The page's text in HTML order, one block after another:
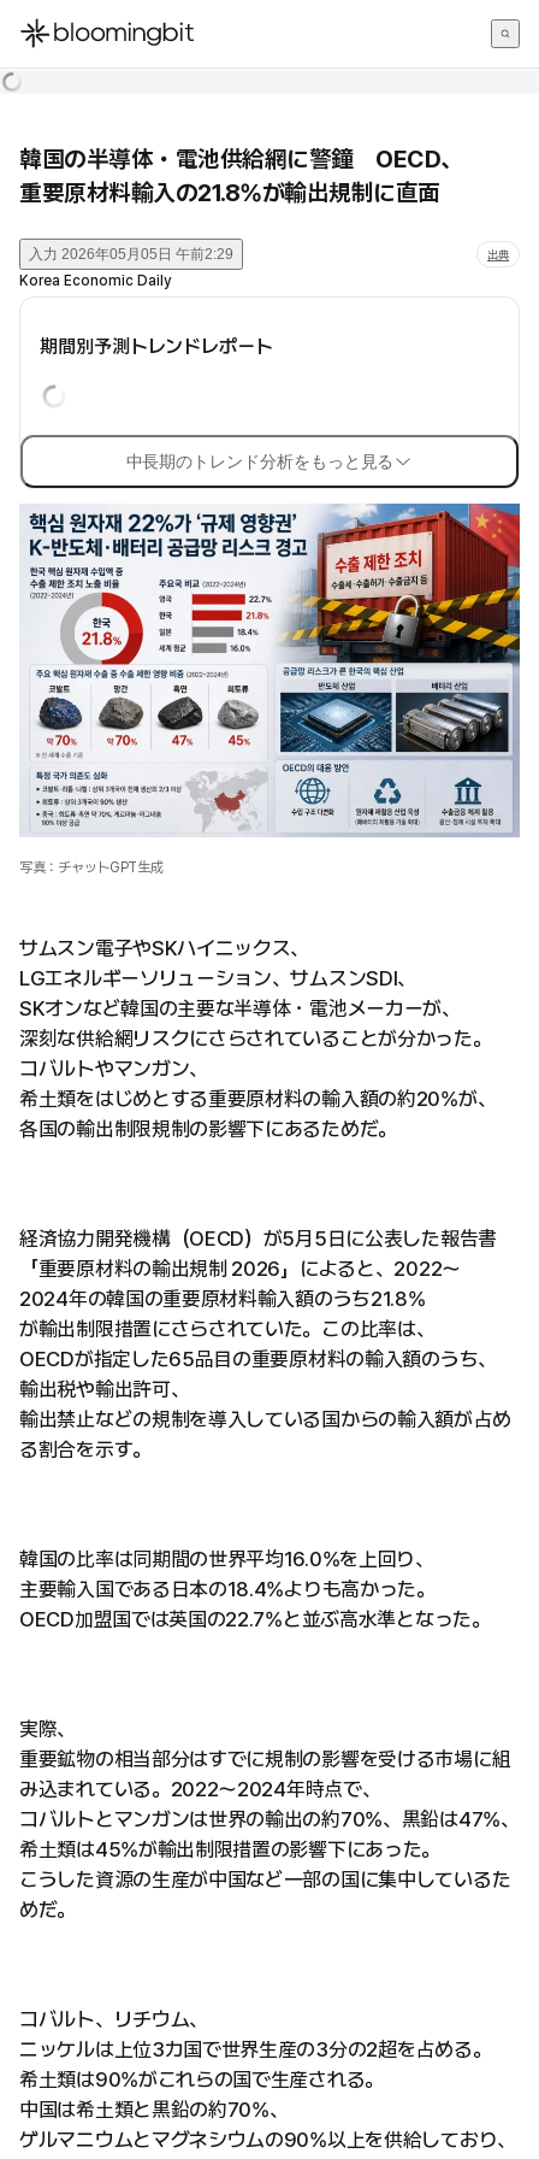
한국어
韓国の半導体・電池供給網に警鐘 OECD、
重要原材料輸入の21.8%が輸出規制に直面
入力 2026年05月05日 午前2:29 出典
Korea Economic Daily
期間別予測トレンドレポート
中長期のトレンド分析をもっと見る
写真：チャットGPT生成
サムスン電子やSKハイニックス、
LGエネルギーソリューション、サムスンSDI、
SKオンなど韓国の主要な半導体・電池メーカーが、
深刻な供給網リスクにさらされていることが分かった。
コバルトやマンガン、
希土類をはじめとする重要原材料の輸入額の約20%が、
各国の輸出制限規制の影響下にあるためだ。
経済協力開発機構（OECD）が5月5日に公表した報告書
「重要原材料の輸出規制 2026」によると、2022〜
2024年の韓国の重要原材料輸入額のうち21.8%
が輸出制限措置にさらされていた。この比率は、
OECDが指定した65品目の重要原材料の輸入額のうち、
輸出税や輸出許可、
輸出禁止などの規制を導入している国からの輸入額が占め
る割合を示す。
韓国の比率は同期間の世界平均16.0%を上回り、
主要輸入国である日本の18.4%よりも高かった。
OECD加盟国では英国の22.7%と並ぶ高水準となった。
実際、
重要鉱物の相当部分はすでに規制の影響を受ける市場に組
み込まれている。2022〜2024年時点で、
コバルトとマンガンは世界の輸出の約70%、黒鉛は47%、
希土類は45%が輸出制限措置の影響下にあった。
こうした資源の生産が中国など一部の国に集中しているた
めだ。
コバルト、リチウム、
ニッケルは上位3カ国で世界生産の3分の2超を占める。
希土類は90%がこれらの国で生産される。
中国は希土類と黒鉛の約70%、
ゲルマニウムとマグネシウムの90%以上を供給しており、